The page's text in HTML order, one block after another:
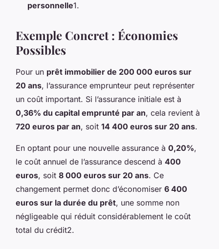
personnelle1.
Exemple Concret : Économies
Possibles
Pour un prêt immobilier de 200 000 euros sur
20 ans, l’assurance emprunteur peut représenter
un coût important. Si l’assurance initiale est à
0,36% du capital emprunté par an, cela revient à
720 euros par an, soit 14 400 euros sur 20 ans.
En optant pour une nouvelle assurance à 0,20%,
le coût annuel de l’assurance descend à 400
euros, soit 8 000 euros sur 20 ans. Ce
changement permet donc d’économiser 6 400
euros sur la durée du prêt, une somme non
négligeable qui réduit considérablement le coût
total du crédit2.